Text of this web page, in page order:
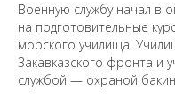
Военную службу начал в
на подготовительные
морского училища.
Закавказского фронта и
службой — охраной